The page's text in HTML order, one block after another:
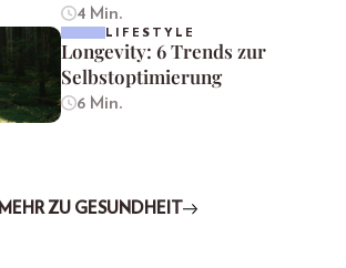
4 Min.
LIFESTYLE
Longevity: 6 Trends zur
Selbstoptimierung
6 Min.
MEHR ZU GESUNDHEIT